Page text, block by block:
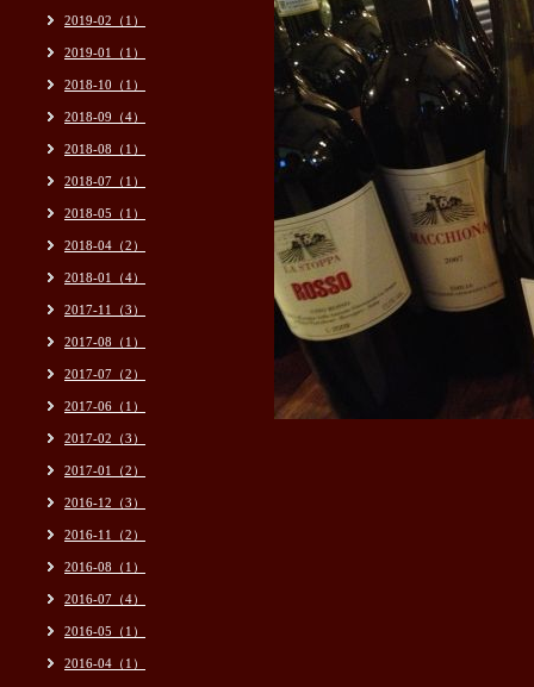
2019-02（1）
2019-01（1）
2018-10（1）
2018-09（4）
2018-08（1）
2018-07（1）
2018-05（1）
2018-04（2）
2018-01（4）
2017-11（3）
2017-08（1）
2017-07（2）
2017-06（1）
2017-02（3）
2017-01（2）
2016-12（3）
2016-11（2）
2016-08（1）
2016-07（4）
2016-05（1）
2016-04（1）